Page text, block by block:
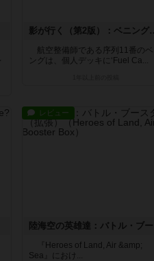
影が行く（第
航空整備師である序列11番のベ
ングは、個人デッキに‘Fuel Ca...
レビュー
『Heroes of Land, Air &amp;
Sea』におけ...